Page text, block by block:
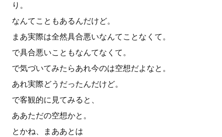
り。
なんてこともあるんだけど。
まあ実際は全然具合悪いなんてことなくて。
で具合悪いこともなんてなくて。
で気づいてみたらあれ今のは空想だよなと。
あれ実際どうだったんだけど。
で客観的に見てみると、
ああただの空想かと。
とかね、まああとは